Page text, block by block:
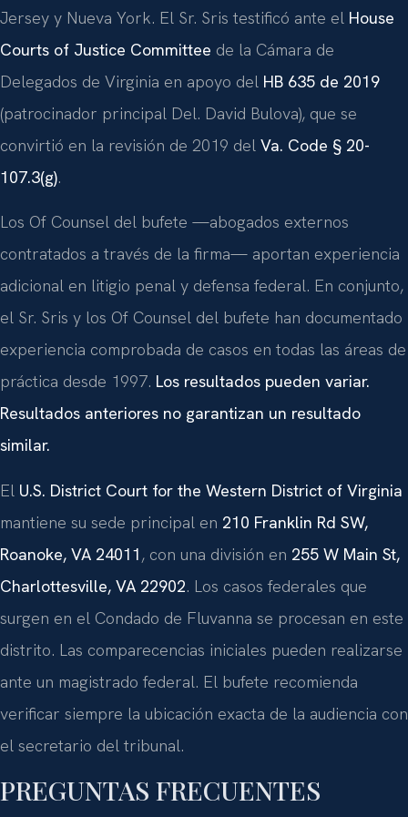
Jersey y Nueva York. El Sr. Sris testificó ante el House
Courts of Justice Committee de la Cámara de
Delegados de Virginia en apoyo del HB 635 de 2019
(patrocinador principal Del. David Bulova), que se
convirtió en la revisión de 2019 del Va. Code § 20-
107.3(g).
Los Of Counsel del bufete —abogados externos
contratados a través de la firma— aportan experiencia
adicional en litigio penal y defensa federal. En conjunto,
el Sr. Sris y los Of Counsel del bufete han documentado
experiencia comprobada de casos en todas las áreas de
práctica desde 1997. Los resultados pueden variar.
Resultados anteriores no garantizan un resultado
similar.
El U.S. District Court for the Western District of Virginia
mantiene su sede principal en 210 Franklin Rd SW,
Roanoke, VA 24011 , con una división en 255 W Main St,
Charlottesville, VA 22902. Los casos federales que
surgen en el Condado de Fluvanna se procesan en este
distrito. Las comparecencias iniciales pueden realizarse
ante un magistrado federal. El bufete recomienda
verificar siempre la ubicación exacta de la audiencia con
el secretario del tribunal.
PREGUNTAS FRECUENTES